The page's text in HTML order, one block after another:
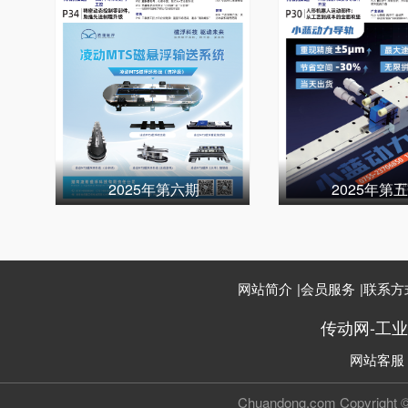
2025年第六期 2025年第
网站简介 |会员服务 |联系方
传动网-工
网站客服
Chuandong.com Copyright